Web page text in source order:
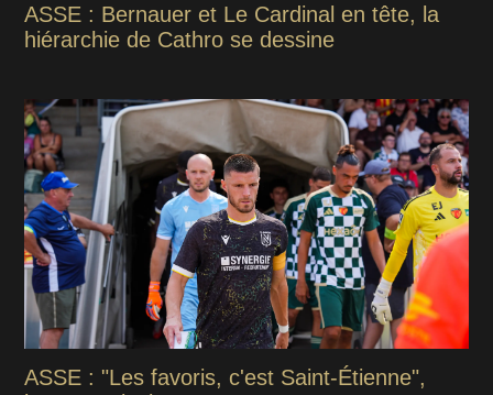
ASSE : Bernauer et Le Cardinal en tête, la
hiérarchie de Cathro se dessine
ASSE : "Les favoris, c'est Saint-Étienne",